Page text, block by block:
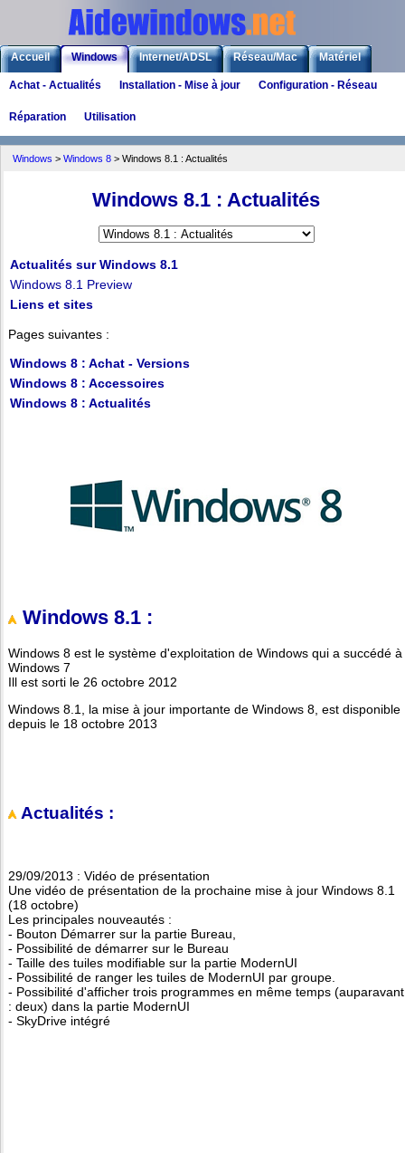
Accueil Windows Internet/ADSL Réseau/Mac Matériel
Logiciels Liens Jeux
Achat - Actualités Installation - Mise à jour Configuration - Réseau
Réparation Utilisation
Windows > Windows 8 > Windows 8.1 : Actualités
Windows 8.1 : Actualités
Actualités sur Windows 8.1
Windows 8.1 Preview
Liens et sites
Pages suivantes :
Windows 8 : Achat - Versions
Windows 8 : Accessoires
Windows 8 : Actualités
Windows 8.1 :
Windows 8 est le système d'exploitation de Windows qui a succédé à
Windows 7
Ill est sorti le 26 octobre 2012
Windows 8.1, la mise à jour importante de Windows 8, est disponible
depuis le 18 octobre 2013
Actualités :
29/09/2013 : Vidéo de présentation
Une vidéo de présentation de la prochaine mise à jour Windows 8.1
(18 octobre)
Les principales nouveautés :
- Bouton Démarrer sur la partie Bureau,
- Possibilité de démarrer sur le Bureau
- Taille des tuiles modifiable sur la partie ModernUI
- Possibilité de ranger les tuiles de ModernUI par groupe.
- Possibilité d'afficher trois programmes en même temps (auparavant
: deux) dans la partie ModernUI
- SkyDrive intégré